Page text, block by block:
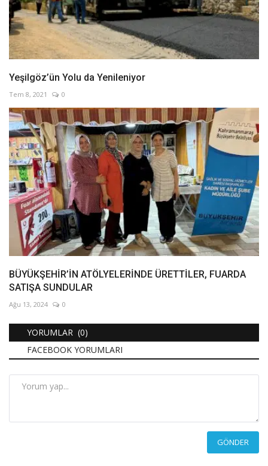
Yeşilgöz’ün Yolu da Yenileniyor
Tem 8, 2021 0
BÜYÜKŞEHİR’İN ATÖLYELERİNDE ÜRETTİLER, FUARDA
SATIŞA SUNDULAR
Ağu 13, 2024 0
YORUMLAR (0)
FACEBOOK YORUMLARI
GÖNDER